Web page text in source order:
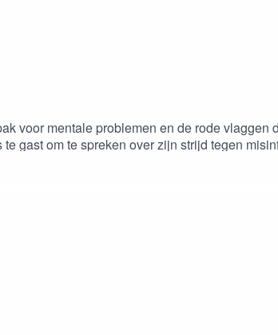
voor mentale problemen en de rode
gast om te spreken over zijn strijd tegen
in onzin zijn gestonken.Reacties,
behandelen. Wantrouwen, polarisatie en
van de broers Van der Deen: Angst is OK -
en hart- en vaatziekten: Is Ancel Keys een